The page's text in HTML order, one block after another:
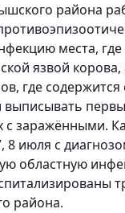
района
места, где
язвой корова,
где содержится
выписывать
с заражёнными.
июля с
областную
района.